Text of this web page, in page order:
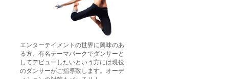
エンターテイメントの世界に興味のあ
る方、有名テーマパークでダンサーと
してデビューしたいという方には現役
のダンサーがご指導致します。オーデ